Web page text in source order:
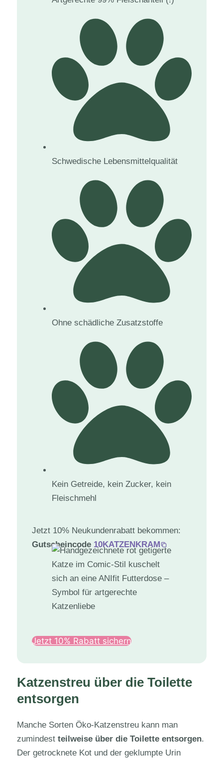
Schwedische Lebensmittelqualität
Ohne schädliche Zusatzstoffe
Kein Getreide, kein Zucker, kein
Fleischmehl
Jetzt 10% Neukundenrabatt bekommen:
Gutscheincode 10KATZENKRAM
Jetzt 10% Rabatt sichern
Katzenstreu über die Toilette
entsorgen
Manche Sorten Öko-Katzenstreu kann man
zumindest teilweise über die Toilette entsorgen.
Der getrocknete Kot und der geklumpte Urin